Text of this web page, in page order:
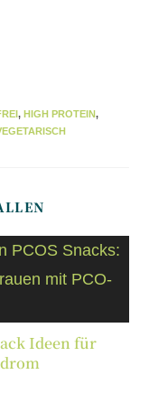
, HIGH PROTEIN,
Ideen für